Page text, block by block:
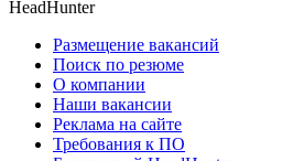
HeadHunter
Размещение вакансий
Поиск по резюме
О компании
Наши вакансии
Реклама на сайте
Требования к ПО